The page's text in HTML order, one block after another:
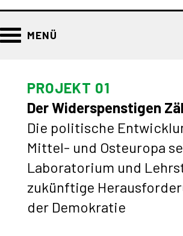
MENÜ
PROJEKT 01
Der Widerspenstigen
Die politische
Mittel- und Osteuropa
Laboratorium und
zukünftige
der Demokratie